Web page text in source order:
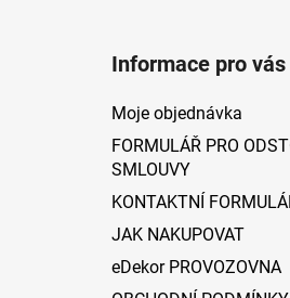
Informace pro vás
Moje objednávka
FORMULÁŘ PRO
SMLOUVY
KONTAKTNÍ
JAK NAKUPOVAT
eDekor PROVOZOVNA